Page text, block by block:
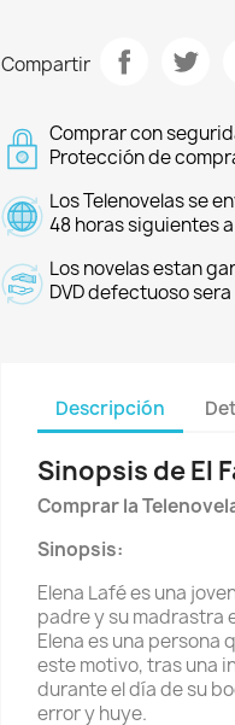
Compartir
Comprar con
Protección de
Los Telenovelas se
48 horas siguientes
Los novelas estan
DVD defectuoso
Descripción
Sinopsis de El
Comprar la
Sinopsis:
Elena Lafé es una
padre y su madrastra
Elena es una persona
este motivo, tras una
durante el día de su
error y huye.